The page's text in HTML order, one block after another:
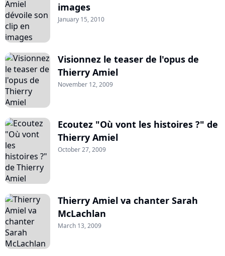
images
January 15, 2010
Visionnez le teaser de l'opus de
Thierry Amiel
November 12, 2009
Ecoutez "Où vont les histoires ?" de
Thierry Amiel
October 27, 2009
Thierry Amiel va chanter Sarah
McLachlan
March 13, 2009